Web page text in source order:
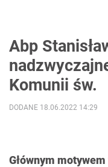
Abp
Komunii św.
Głównym
DODANE 18.06.2022 14:29